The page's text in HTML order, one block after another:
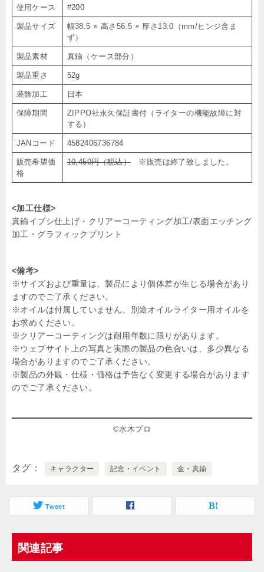
使用ケース #200
製品サイズ
幅38.5 × 高さ56.5 × 厚さ13.0（mm/ヒンジ含ま
ず）
製品素材 真鍮（ケース部分）
製品重さ 52g
装飾加工 日本
保障期間
ZIPPO社永久保証書付（ライターの機能故障に対
する）
JANコード 4582406736784
販売希望価
格
10,450円（税込）※販売は終了致しました。
<加工仕様>
真鍮イブシ仕上げ・クリアーコーティング加工/表面エッチング
加工・グラフィックプリント
<備考>
※サイズおよび重量は、製品により個体差が生じる場合があり
ますのでご了承ください。
※オイルは付属していません。別途オイルライター用オイルを
お求めください。
※クリアーコーティングは耐用年数に限りがあります。
※ウェブサイト上の写真と実際の製品の色合いは、多少異なる
場合がありますのでご了承ください。
※製品の外観・仕様・価格は予告なく変更する場合があります
のでご了承ください。
©水木プロ
タグ キャラクター 記念・イベント 金・真鍮
Tweet
関連記事